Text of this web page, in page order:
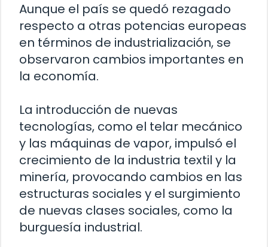
Aunque el país se quedó rezagado
respecto a otras potencias europeas
en términos de industrialización, se
observaron cambios importantes en
la economía.
La introducción de nuevas
tecnologías, como el telar mecánico
y las máquinas de vapor, impulsó el
crecimiento de la industria textil y la
minería, provocando cambios en las
estructuras sociales y el surgimiento
de nuevas clases sociales, como la
burguesía industrial.